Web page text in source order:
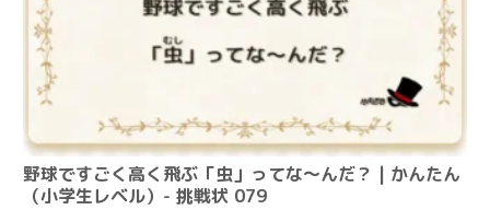
野球ですごく高く飛ぶ「虫」ってな～んだ？ | かんたん
（小学生レベル）- 挑戦状 079